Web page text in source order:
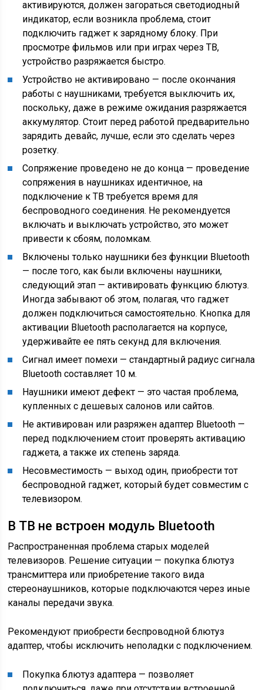
активируются, должен загораться светодиодный
индикатор, если возникла проблема, стоит
подключить гаджет к зарядному блоку. При
просмотре фильмов или при играх через ТВ,
устройство разряжается быстро.
Устройство не активировано — после окончания
работы с наушниками, требуется выключить их,
поскольку, даже в режиме ожидания разряжается
аккумулятор. Стоит перед работой предварительно
зарядить девайс, лучше, если это сделать через
розетку.
Сопряжение проведено не до конца — проведение
сопряжения в наушниках идентичное, на
подключение к ТВ требуется время для
беспроводного соединения. Не рекомендуется
включать и выключать устройство, это может
привести к сбоям, поломкам.
Включены только наушники без функции Bluetooth
— после того, как были включены наушники,
следующий этап — активировать функцию блютуз.
Иногда забывают об этом, полагая, что гаджет
должен подключиться самостоятельно. Кнопка для
активации Bluetooth располагается на корпусе,
удерживайте ее пять секунд для включения.
Сигнал имеет помехи — стандартный радиус сигнала
Bluetooth составляет 10 м.
Наушники имеют дефект — это частая проблема,
купленных с дешевых салонов или сайтов.
Не активирован или разряжен адаптер Bluetooth —
перед подключением стоит проверять активацию
гаджета, а также их степень заряда.
Несовместимость — выход один, приобрести тот
беспроводной гаджет, который будет совместим с
телевизором.
В ТВ не встроен модуль Bluetooth
Распространенная проблема старых моделей
телевизоров. Решение ситуации — покупка блютуз
трансмиттера или приобретение такого вида
стереонаушников, которые подключаются через иные
каналы передачи звука.
Рекомендуют приобрести беспроводной блютуз
адаптер, чтобы исключить неполадки с подключением.
Покупка блютуз адаптера — позволяет